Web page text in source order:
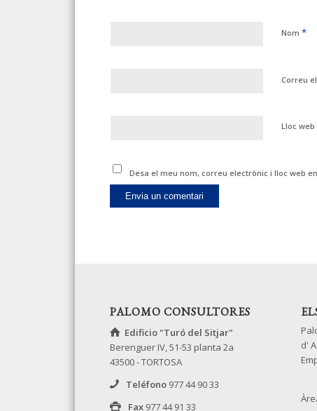
Nom *
Correu
Lloc web
Desa el meu nom, correu electrònic i lloc web
PALOMO CONSULTORES
Edificio "Turó del Sitjar"
Berenguer IV, 51-53 planta 2a
43500 - TORTOSA
Teléfono977 44 90 33
Fax977 44 91 33
d'